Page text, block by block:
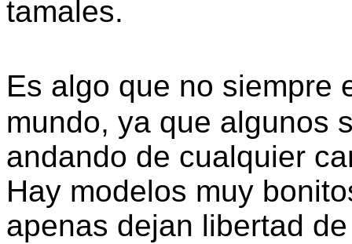
tamales.
Es algo que no
mundo, ya que algunos
andando de cualquier
Hay modelos muy
apenas dejan libertad